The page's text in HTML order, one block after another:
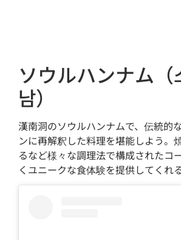
ソウルハンナム（
남）
漢南洞のソウルハンナムで、伝統的
ンに再解釈した料理を堪能しよう。
るなど様々な調理法で構成されたコ
くユニークな食体験を提供してくれる